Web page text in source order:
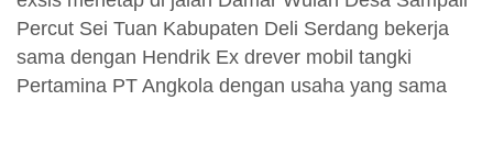
Percut Sei Tuan Kabupaten Deli Serdang bekerja
sama dengan Hendrik Ex drever mobil tangki
Pertamina PT Angkola dengan usaha yang sama